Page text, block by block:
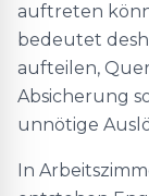
auftreten
bedeutet
aufteilen,
Absicherung
unnötige
In